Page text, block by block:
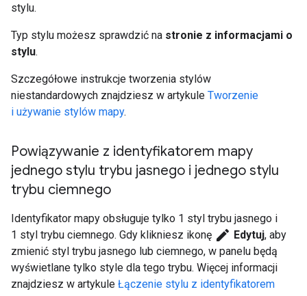
stylu.
Typ stylu możesz sprawdzić na stronie z informacjami o
stylu.
Szczegółowe instrukcje tworzenia stylów
niestandardowych znajdziesz w artykule Tworzenie
i używanie stylów mapy.
Powiązywanie z identyfikatorem mapy
jednego stylu trybu jasnego i jednego stylu
trybu ciemnego
Identyfikator mapy obsługuje tylko 1 styl trybu jasnego i
1 styl trybu ciemnego. Gdy klikniesz ikonę edit Edytuj, aby
zmienić styl trybu jasnego lub ciemnego, w panelu będą
wyświetlane tylko style dla tego trybu. Więcej informacji
znajdziesz w artykule Łączenie stylu z identyfikatorem